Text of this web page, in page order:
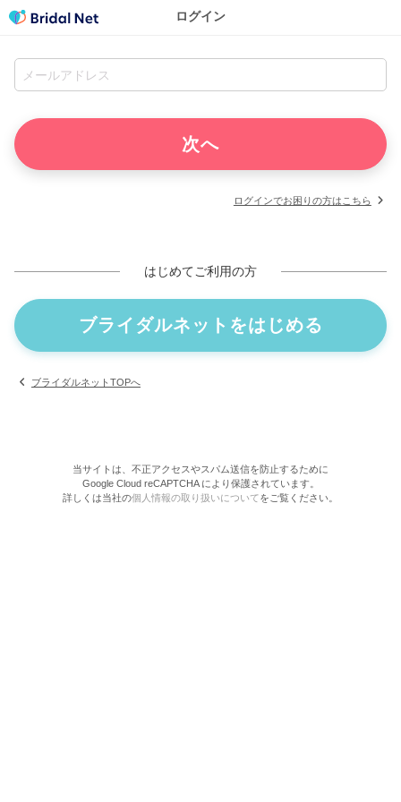
ログイン
ログインでお困りの方はこちら
はじめてご利用の方
ブライダルネットをはじめる
ブライダルネットTOPへ
当サイトは、不正アクセスやスパム送信を防止するために
Google Cloud reCAPTCHA により保護されています。
詳しくは当社の個人情報の取り扱いについてをご覧ください。